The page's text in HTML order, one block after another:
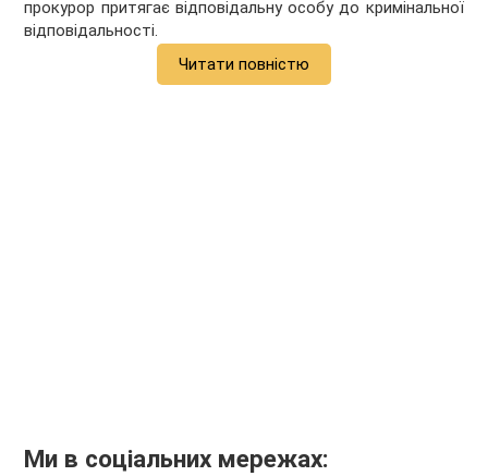
прокурор притягає відповідальну особу до кримінальної
відповідальності.
Читати повністю
Ми в соціальних мережах: